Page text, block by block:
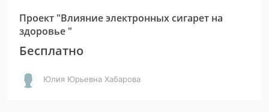
Проект "Влияние электронных сигарет на
здоровье "
Бесплатно
Юлия Юрьевна Хабарова